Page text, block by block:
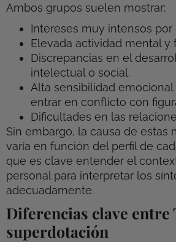
Ambos grupos suelen mostrar:
Intereses muy intensos por
Elevada actividad mental y
Discrepancias en el
intelectual o social.
Alta sensibilidad
entrar en conflicto con
Dificultades en las
Sin embargo, la causa de estas
varía en función del perfil de
que es clave entender el
personal para interpretar los
adecuadamente.
Diferencias clave entre
superdotación